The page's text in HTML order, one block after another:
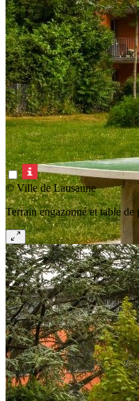
© Ville de Lausanne
Terrain engazonné et table de